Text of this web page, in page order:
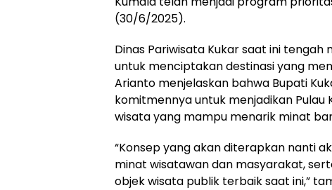
(30/6/2025).
Dinas Pariwisata Kukar saat ini
untuk menciptakan destinasi yang
Arianto menjelaskan bahwa Bupati
komitmennya untuk menjadikan Pulau
wisata yang mampu menarik minat
“Konsep yang akan diterapkan nanti
minat wisatawan dan masyarakat,
objek wisata publik terbaik saat ini,”